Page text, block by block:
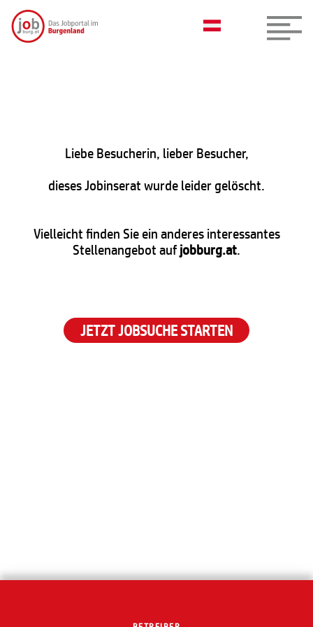
Liebe Besucherin, lieber Besucher,
dieses Jobinserat wurde leider gelöscht.
Vielleicht finden Sie ein anderes interessantes
Stellenangebot aufjobburg.at.
JETZT JOBSUCHE STARTEN